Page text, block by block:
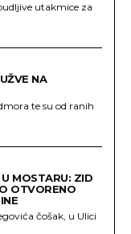
utakmice za
NA
te su od ranih
U MOSTARU: ZID
OTVORENO
čošak, u Ulici